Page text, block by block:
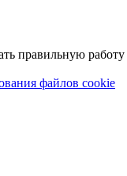
правильную работу
файлов cookie